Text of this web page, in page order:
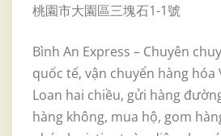
桃園市大園區三塊石1-1號
Bình An Express – Chuyên
quốc tế, vận chuyển hàng hóa
Loan hai chiều, gửi hàng
hàng không, mua hộ, gom